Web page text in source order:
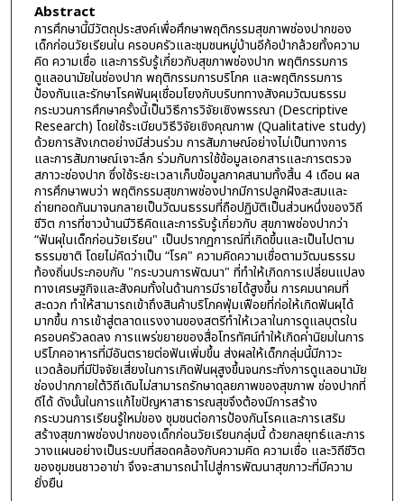
Abstract
การศึกษานี้มีวัตถุประสงค์เพื่อศึกษาพฤติกรรมสุขภาพช่องปากของ
เด็กก่อนวัยเรียนใน ครอบครัวและชุมชนหมู่บ้านอีก้อป่ากล้วยทั้งความ
คิด ความเชื่อ และการรับรู้เกี่ยวกับสุขภาพช่องปาก พฤติกรรมการ
ดูแลอนามัยในช่องปาก พฤติกรรมการบริโภค และพฤติกรรมการ
ป้องกันและรักษาโรคฟันผุเชื่อมโยงกับบริบททางสังคมวัฒนธรรม
กระบวนการศึกษาครั้งนี้เป็นวิธีการวิจัยเชิงพรรณา (Descriptive
Research) โดยใช้ระเบียบวิธีวิจัยเชิงคุณภาพ (Qualitative study)
ด้วยการสังเกตอย่างมีส่วนร่วม การสัมภาษณ์อย่างไม่เป็นทางการ
และการสัมภาษณ์เจาะลึก ร่วมกับการใช้ข้อมูลเอกสารและการตรวจ
สภาวะช่องปาก ซึ่งใช้ระยะเวลาเก็บข้อมูลภาคสนามทั้งสิ้น 4 เดือน ผล
การศึกษาพบว่า พฤติกรรมสุขภาพช่องปากมีการปลูกฝังสะสมและ
ถ่ายทอดกันมาจนกลายเป็นวัฒนธรรมที่ถือปฏิบัติเป็นส่วนหนึ่งของวิถี
ชีวิต การที่ชาวบ้านมีวิธีคิดและการรับรู้เกี่ยวกับ สุขภาพช่องปากว่า
“ฟันผุในเด็กก่อนวัยเรียน" เป็นปรากฏการณ์ที่เกิดขึ้นและเป็นไปตาม
ธรรมชาติ โดยไม่คิดว่าเป็น “โรค" ความคิดความเชื่อตามวัฒนธรรม
ท้องถิ่นประกอบกับ "กระบวนการพัฒนา" ที่ทำให้เกิดการเปลี่ยนแปลง
ทางเศรษฐกิจและสังคมทั้งในด้านการมีรายได้สูงขึ้น การคมนาคมที่
สะดวก ทำให้สามารถเข้าถึงสินค้าบริโภคฟุ่มเฟือยที่ก่อให้เกิดฟันผุได้
มากขึ้น การเข้าสู่ตลาดแรงงานของสตรีทำให้เวลาในการดูแลบุตรใน
ครอบครัวลดลง การแพร่ขยายของสื่อโทรทัศน์ทำให้เกิดค่านิยมในการ
บริโภคอาหารที่มีอันตรายต่อฟันเพิ่มขึ้น ส่งผลให้เด็กกลุ่มนี้มีภาวะ
แวดล้อมที่มีปัจจัยเสี่ยงในการเกิดฟันผุสูงขึ้นจนกระทั่งการดูแลอนามัย
ช่องปากภายใต้วิถีเดิมไม่สามารถรักษาดุลยภาพของสุขภาพ ช่องปากที่
ดีได้ ดังนั้นในการแก้ไขปัญหาสาธารณสุขจึงต้องมีการสร้าง
กระบวนการเรียนรู้ใหม่ของ ชุมชนต่อการป้องกันโรคและการเสริม
สร้างสุขภาพช่องปากของเด็กก่อนวัยเรียนกลุ่มนี้ ด้วยกลยุทธ์และการ
วางแผนอย่างเป็นระบบที่สอดคล้องกับความคิด ความเชื่อ และวิถีชีวิต
ของชุมชนชาวอาข่า จึงจะสามารถนำไปสู่การพัฒนาสุขภาวะที่มีความ
ยั่งยืน